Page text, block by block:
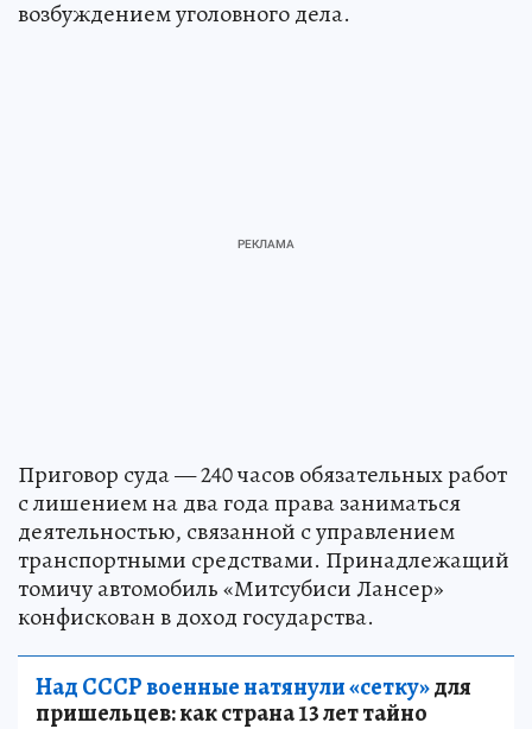
возбуждением уголовного дела.
Приговор суда — 240 часов обязательных работ
с лишением на два года права заниматься
деятельностью, связанной с управлением
транспортными средствами. Принадлежащий
томичу автомобиль «Митсубиси Лансер»
конфискован в доход государства.
Над СССР военные натянули «сетку»для
пришельцев: как страна 13 лет тайно